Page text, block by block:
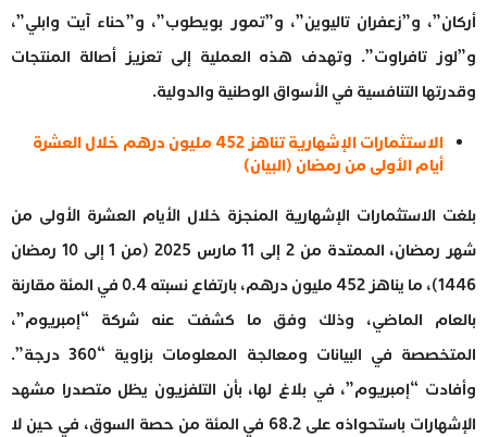
أركان”، و”زعفران تاليوين”، و”تمور بويطوب”، و”حناء آيت وابلي”،
و”لوز تافراوت”. وتهدف هذه العملية إلى تعزيز أصالة المنتجات
وقدرتها التنافسية في الأسواق الوطنية والدولية.
الاستثمارات الإشهارية تناهز 452 مليون درهم خلال العشرة
أيام الأولى من رمضان (البيان)
بلغت الاستثمارات الإشهارية المنجزة خلال الأيام العشرة الأولى من
شهر رمضان، الممتدة من 2 إلى 11 مارس 2025 (من 1 إلى 10 رمضان
1446)، ما يناهز 452 مليون درهم، بارتفاع نسبته 0.4 في المئة مقارنة
بالعام الماضي، وذلك وفق ما كشفت عنه شركة “إمبريوم”،
المتخصصة في البيانات ومعالجة المعلومات بزاوية “360 درجة”.
وأفادت “إمبريوم”، في بلاغ لها، بأن التلفزيون يظل متصدرا مشهد
الإشهارات باستحواذه على 68.2 في المئة من حصة السوق، في حين لا